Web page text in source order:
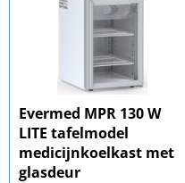
Evermed MPR 130 W
LITE tafelmodel
medicijnkoelkast met
glasdeur